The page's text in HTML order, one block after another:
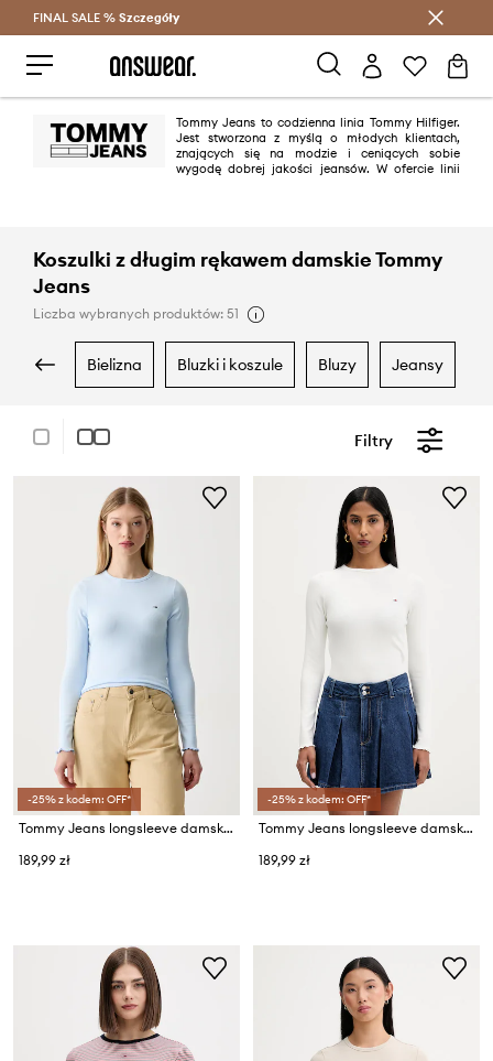
Oszczędzaj z Answear Club >
FINAL SALE % Szczegóły
Tommy Jeans to codzienna linia Tommy Hilfiger.
Jest stworzona z myślą o młodych klientach,
znających się na modzie i ceniących sobie
wygodę dobrej jakości jeansów. W ofercie linii
Koszulki z długim rękawem damskie Tommy
Jeans
Liczba wybranych produktów: 51
bielizna bluzki i koszule bluzy jeansy
Filtry
-25% z kodem: OFF*
Tommy Jeans longsleeve damski bawełniany z elastanem
189,99 zł
-25% z kodem: OFF*
Tommy Jeans longsleeve damski bawełniany z elastanem
189,99 zł